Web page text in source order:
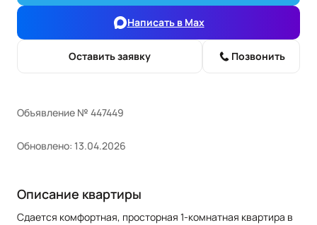
Написать в Max
Оставить заявку Позвонить
Объявление № 447449
Обновлено: 13.04.2026
Описание квартиры
Сдается комфортная, просторная 1-комнатная квартира в